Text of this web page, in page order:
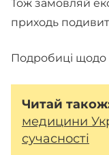
Тож замовляй
приходь
Подробиці щодо
Читай
медицини
сучасності